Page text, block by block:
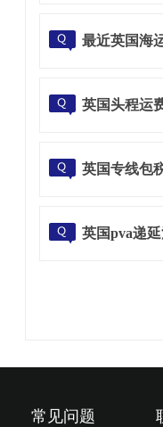
最近英国海
英国头程运
英国专线包
英国pva递
常见问题